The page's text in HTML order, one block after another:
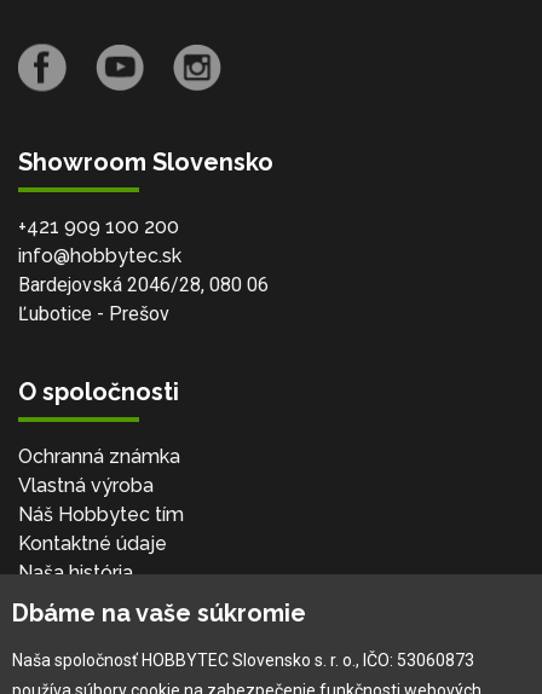
Showroom Slovensko
+421 909 100 200
info@hobbytec.sk
Bardejovská 2046/28, 080 06
Ľubotice - Prešov
O spoločnosti
Ochranná známka
Vlastná výroba
Náš Hobbytec tím
Kontaktné údaje
Naša história
Kariéra
Pre zákazníka
Dbáme na vaše súkromie
Naša spoločnosť HOBBYTEC Slovensko s. r. o., IČO: 53060873
používa súbory cookie na zabezpečenie funkčnosti webových